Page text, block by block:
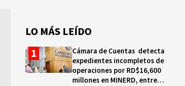
LO MÁS LEÍDO
Cámara de Cuentas detecta
expedientes incompletos de
operaciones por RD$16,600
millones en MINERD, entre